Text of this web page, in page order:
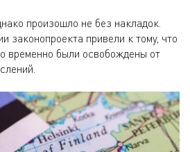
произошло не без накладок.
законопроекта привели к тому, что
временно были освобождены от